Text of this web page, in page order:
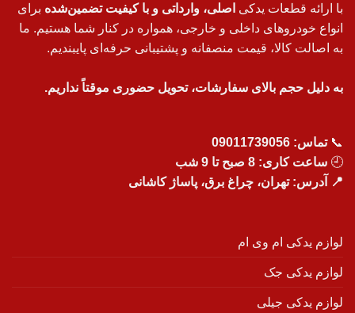
با ارائه قطعات یدکی اصلی، وارداتی و با کیفیت تضمین‌شده برای
انواع خودروهای داخلی و خارجی، همواره در کنار شما هستیم. ما
به اصالت کالا، قیمت منصفانه و پشتیبانی حرفه‌ای پایبندیم.
به دلیل حجم بالای سفارشات، تحویل حضوری موقتاً نداریم.
📞تماس: 09011739056
🕘 ساعت کاری: 8 صبح تا 9 شب
📍 آدرس: تهران، چراغ برق، پاساژ کاشانی
لوازم یدکی ام وی ام
لوازم یدکی جک
لوازم یدکی جیلی